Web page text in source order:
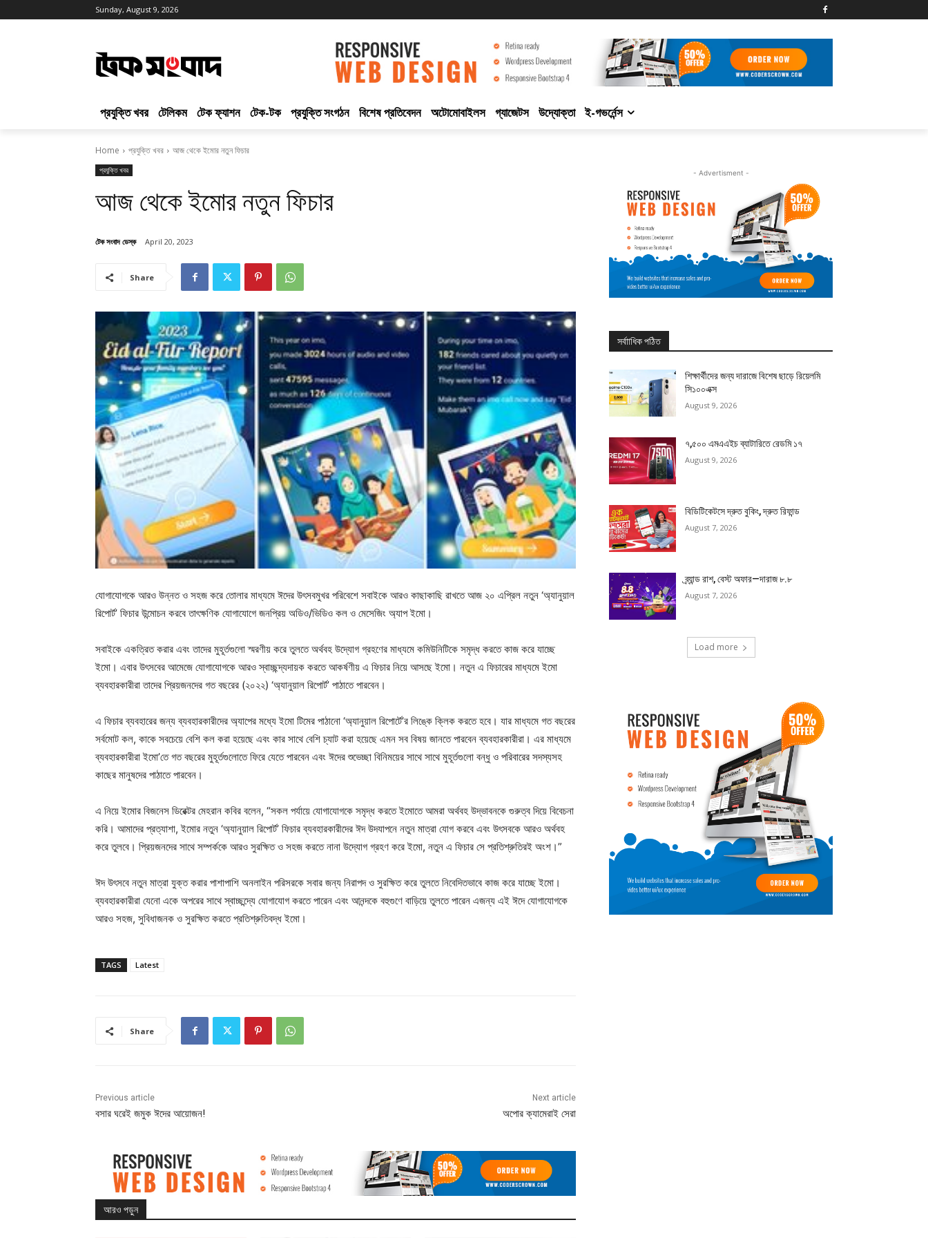
Sunday, August 9, 2026
প্রযুক্তি খবর টেলিকম টেক ফ্যাশন টেক-টক প্রযুক্তি সংগঠন বিশেষ প্রতিবেদন অটোমোবাইলস গ্যাজেটস উদ্যোক্তা ই-গভর্নেন্স
Home প্রযুক্তি খবর আজ থেকে ইমোর নতুন ফিচার
প্রযুক্তি খবর
আজ থেকে ইমোর নতুন ফিচার
টেক সংবাদ ডেস্ক April 20, 2023
Share
যোগাযোগকে আরও উন্নত ও সহজ করে তোলার মাধ্যমে ঈদের উৎসবমুখর পরিবেশে সবাইকে আরও কাছাকাছি রাখতে আজ ২০ এপ্রিল নতুন ‘অ্যানুয়াল
রিপোর্ট’ ফিচার উন্মোচন করবে তাৎক্ষণিক যোগাযোগে জনপ্রিয় অডিও/ভিডিও কল ও মেসেজিং অ্যাপ ইমো।
সবাইকে একত্রিত করার এবং তাদের মুহূর্তগুলো স্মরণীয় করে তুলতে অর্থবহ উদ্যোগ গ্রহণের মাধ্যমে কমিউনিটিকে সমৃদ্ধ করতে কাজ করে যাচ্ছে
ইমো। এবার উৎসবের আমেজে যোগাযোগকে আরও স্বাচ্ছন্দ্যদায়ক করতে আকর্ষণীয় এ ফিচার নিয়ে আসছে ইমো। নতুন এ ফিচারের মাধ্যমে ইমো
ব্যবহারকারীরা তাদের প্রিয়জনদের গত বছরের (২০২২) ‘অ্যানুয়াল রিপোর্ট’ পাঠাতে পারবেন।
এ ফিচার ব্যবহারের জন্য ব্যবহারকারীদের অ্যাপের মধ্যে ইমো টিমের পাঠানো ‘অ্যানুয়াল রিপোর্টে’র লিঙ্কে ক্লিক করতে হবে। যার মাধ্যমে গত বছরের
সর্বমোট কল, কাকে সবচেয়ে বেশি কল করা হয়েছে এবং কার সাথে বেশি চ্যাট করা হয়েছে এমন সব বিষয় জানতে পারবেন ব্যবহারকারীরা। এর মাধ্যমে
ব্যবহারকারীরা ইমো’তে গত বছরের মুহূর্তগুলোতে ফিরে যেতে পারবেন এবং ঈদের শুভেচ্ছা বিনিময়ের সাথে সাথে মুহূর্তগুলো বন্ধু ও পরিবারের সদস্যসহ
কাছের মানুষদের পাঠাতে পারবেন।
এ নিয়ে ইমোর বিজনেস ডিরেক্টর মেহরান কবির বলেন, “সকল পর্যায়ে যোগাযোগকে সমৃদ্ধ করতে ইমোতে আমরা অর্থবহ উদ্ভাবনকে গুরুত্ব দিয়ে বিবেচনা
করি। আমাদের প্রত্যাশা, ইমোর নতুন ‘অ্যানুয়াল রিপোর্ট’ ফিচার ব্যবহারকারীদের ঈদ উদযাপনে নতুন মাত্রা যোগ করবে এবং উৎসবকে আরও অর্থবহ
করে তুলবে। প্রিয়জনদের সাথে সম্পর্ককে আরও সুরক্ষিত ও সহজ করতে নানা উদ্যোগ গ্রহণ করে ইমো, নতুন এ ফিচার সে প্রতিশ্রুতিরই অংশ।”
ঈদ উৎসবে নতুন মাত্রা যুক্ত করার পাশাপাশি অনলাইন পরিসরকে সবার জন্য নিরাপদ ও সুরক্ষিত করে তুলতে নিবেদিতভাবে কাজ করে যাচ্ছে ইমো।
ব্যবহারকারীরা যেনো একে অপরের সাথে স্বাচ্ছন্দ্যে যোগাযোগ করতে পারেন এবং আনন্দকে বহুগুণে বাড়িয়ে তুলতে পারেন এজন্য এই ঈদে যোগাযোগকে
আরও সহজ, সুবিধাজনক ও সুরক্ষিত করতে প্রতিশ্রুতিবদ্ধ ইমো।
TAGS Latest
Share
Previous article
বসার ঘরেই জমুক ঈদের আয়োজন!
Next article
অপোর ক্যামেরাই সেরা
আরও পড়ুন
- Advertisment -
সর্বাাধিক পঠিত
শিক্ষার্থীদের জন্য দারাজে বিশেষ ছাড়ে রিয়েলমি
সি১০০এক্স
August 9, 2026
৭,৫০০ এমএএইচ ব্যাটারিতে রেডমি ১৭
August 9, 2026
বিডিটিকেটসে দ্রুত বুকিং, দ্রুত রিফান্ড
August 7, 2026
ব্র্যান্ড রাশ, বেস্ট অফার—দারাজ ৮.৮
August 7, 2026
Load more